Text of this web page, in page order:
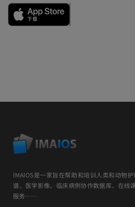
IMAIOS是一家旨在帮助和培训人类和动物
谱、医学影像、临床病例协作数据库、在线
服务……